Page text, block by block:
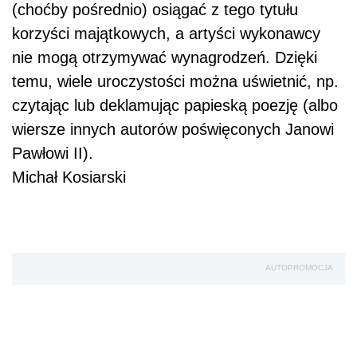
(choćby pośrednio) osiągać z tego tytułu
korzyści majątkowych, a artyści wykonawcy
nie mogą otrzymywać wynagrodzeń. Dzięki
temu, wiele uroczystości można uświetnić, np.
czytając lub deklamując papieską poezję (albo
wiersze innych autorów poświęconych Janowi
Pawłowi II).
Michał Kosiarski
AUTOPROMOCJA